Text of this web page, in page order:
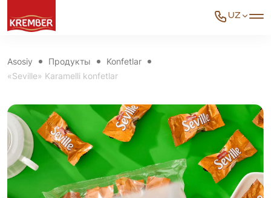
UZ
Asosiy Продукты
Konfetlar
«Seville» Karamelli konfetlar